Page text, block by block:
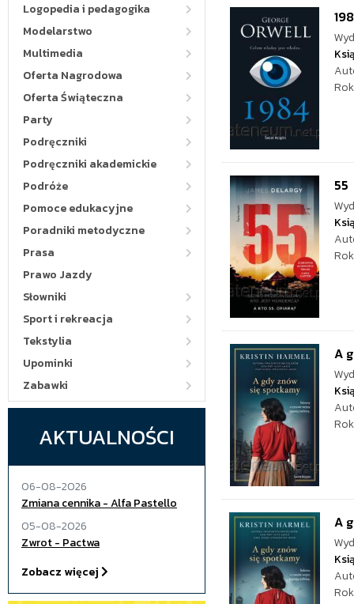
Logopedia i pedagogika
Modelarstwo
Multimedia
Oferta Nagrodowa
Oferta Świąteczna
Party
Podręczniki
Podręczniki akademickie
Podróże
Pomoce edukacyjne
Poradniki metodyczne
Prasa
Prawo Jazdy
Słowniki
Sport i rekreacja
Tekstylia
Upominki
Zabawki
AKTUALNOŚCI
06-08-2026
Zmiana cennika - Alfa Pastello
05-08-2026
Zwrot - Pactwa
Zobacz więcej
55
A
A